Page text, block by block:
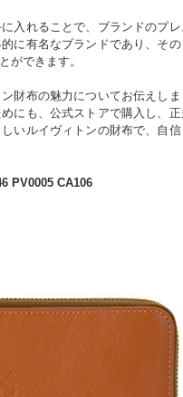
入れることで、ブランドのプ
に有名なブランドであり、そ
ができます。
財布の魅力についてお伝えし
にも、公式ストアで購入し、
いルイヴィトンの財布で、自
PV0005 CA106